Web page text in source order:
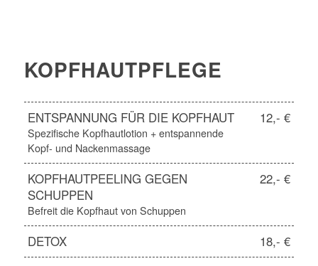
KOPFHAUTPFLEGE
ENTSPANNUNG FÜR DIE KOPFHAUT 12,- €
Spezifische Kopfhautlotion + entspannende
Kopf- und Nackenmassage
KOPFHAUTPEELING GEGEN
SCHUPPEN
22,- €
Befreit die Kopfhaut von Schuppen
DETOX 18,- €